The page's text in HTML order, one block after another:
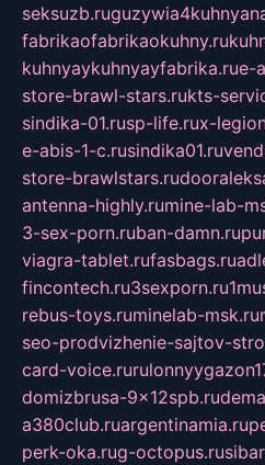
seksuzb.ru
fabrikaofabrikaokuhny.ru
kuhnyaykuhnyayfabrika.rue-
store-brawl-stars.rukts-
sindika-01.rusp-life.rux-
e-abis-1-c.rusindika01.ru
store-brawlstars.ru
antenna-highly.rumine-lab-
3-sex-porn.ruban-damn.ru
viagra-tablet.rufasbags.ru
fincontech.ru3sexporn.ru
rebus-toys.ruminelab-msk.ru
seo-prodvizhenie-sajtov-
card-voice.ru
domizbrusa-9x12spb.ru
a380club.ruargentinamia.ru
perk-oka.rug-octopus.ru